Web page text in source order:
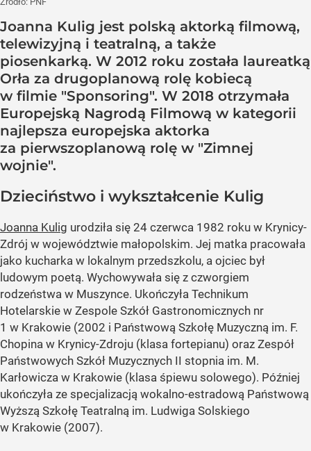
Joanna Kulig jest polską aktorką filmową,
telewizyjną i teatralną, a także
piosenkarką. W 2012 roku została laureatką
Orła za drugoplanową rolę kobiecą
w filmie "Sponsoring". W 2018 otrzymała
Europejską Nagrodą Filmową w kategorii
najlepsza europejska aktorka
za pierwszoplanową rolę w "Zimnej
wojnie".
Dzieciństwo i wykształcenie Kulig
Joanna Kulig urodziła się 24 czerwca 1982 roku w Krynicy-
Zdrój w województwie małopolskim. Jej matka pracowała
jako kucharka w lokalnym przedszkolu, a ojciec był
ludowym poetą. Wychowywała się z czworgiem
rodzeństwa w Muszynce. Ukończyła Technikum
Hotelarskie w Zespole Szkół Gastronomicznych nr
1 w Krakowie (2002 i Państwową Szkołę Muzyczną im. F.
Chopina w Krynicy-Zdroju (klasa fortepianu) oraz Zespół
Państwowych Szkół Muzycznych II stopnia im. M.
Karłowicza w Krakowie (klasa śpiewu solowego). Później
ukończyła ze specjalizacją wokalno-estradową Państwową
Wyższą Szkołę Teatralną im. Ludwiga Solskiego
w Krakowie (2007).